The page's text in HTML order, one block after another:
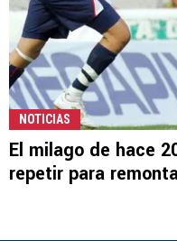
NOTICIAS
El milago de hace
repetir para